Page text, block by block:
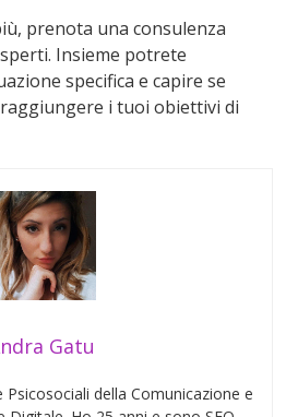
prenota una consulenza
Insieme potrete
specifica e capire se
i tuoi obiettivi di
Gatu
Psicosociali della Comunicazione e